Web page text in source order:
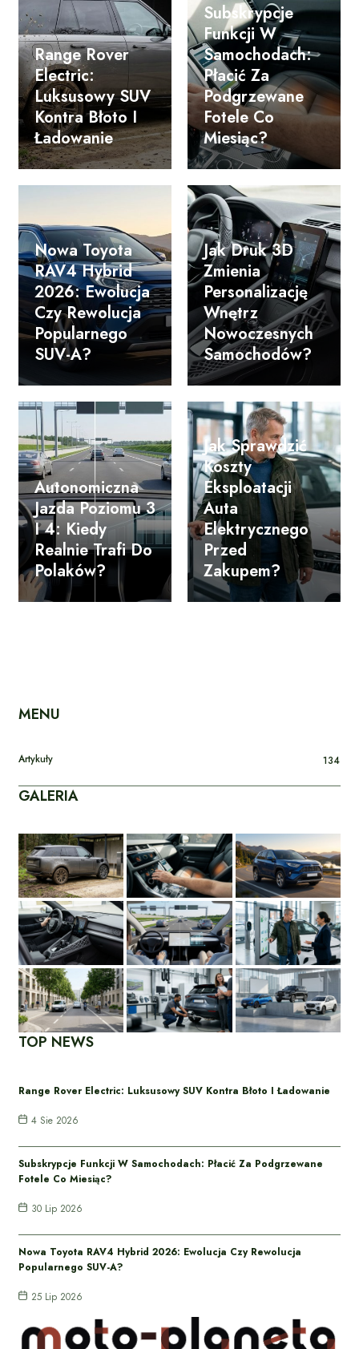
Range Rover
Electric:
Luksusowy SUV
Kontra Błoto I
Ładowanie
Subskrypcje
Funkcji W
Samochodach:
Płacić Za
Podgrzewane
Fotele Co
Miesiąc?
Nowa Toyota
RAV4 Hybrid
2026: Ewolucja
Czy Rewolucja
Popularnego
SUV-A?
Jak Druk 3D
Zmienia
Personalizację
Wnętrz
Nowoczesnych
Samochodów?
Autonomiczna
Jazda Poziomu 3
I 4: Kiedy
Realnie Trafi Do
Polaków?
Jak Sprawdzić
Koszty
Eksploatacji
Auta
Elektrycznego
Przed
Zakupem?
MENU
Artykuły 134
GALERIA
TOP NEWS
Range Rover Electric: Luksusowy SUV Kontra Błoto I Ładowanie
4 Sie 2026
Subskrypcje Funkcji W Samochodach: Płacić Za Podgrzewane
Fotele Co Miesiąc?
30 Lip 2026
Nowa Toyota RAV4 Hybrid 2026: Ewolucja Czy Rewolucja
Popularnego SUV-A?
25 Lip 2026